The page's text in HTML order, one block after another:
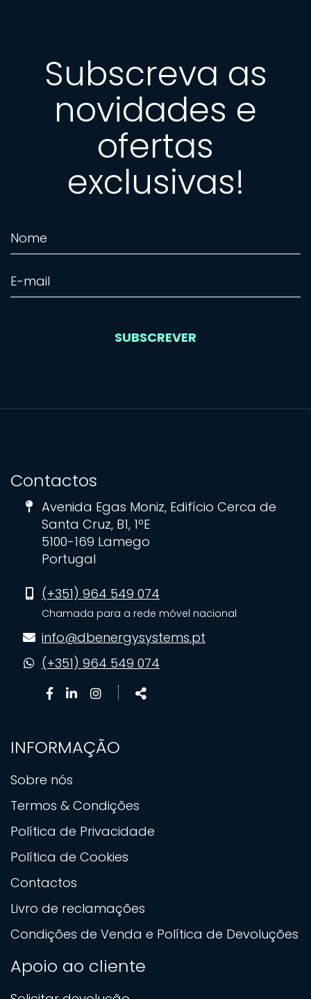
Subscreva as
novidades e
ofertas
exclusivas!
SUBSCREVER
Contactos
Avenida Egas Moniz, Edifício Cerca de
Santa Cruz, B1, 1ºE
5100-169 Lamego
Portugal
(+351) 964 549 074
Chamada para a rede móvel nacional
info@dbenergysystems.pt
(+351) 964 549 074
Facebook
Linkedin
page
Instagram
page
Share
INFORMAÇÃO
Sobre nós
Termos & Condições
Política de Privacidade
Política de Cookies
Contactos
Livro de reclamações
Condições de Venda e Política de Devoluções
Apoio ao cliente